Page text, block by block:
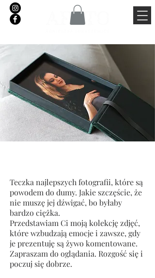
Teczka najlepszych fotografii, które są
powodem do dumy. Jakie szczęście, że
nie muszę jej dźwigać, bo byłaby
bardzo ciężka.
Przedstawiam Ci moją kolekcję zdjęć,
które wzbudzają emocje i zawsze, gdy
je prezentuję są żywo komentowane.
Zapraszam do oglądania. Rozgość się i
poczuj się dobrze.